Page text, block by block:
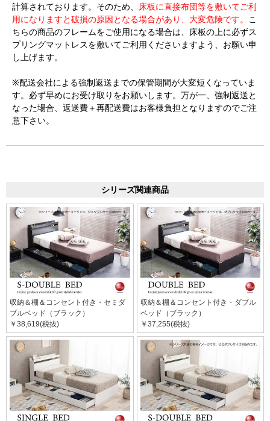
計算されております。そのため、
床板に直接布団等を敷いてご利
用になりますと破損の原因となる場合があり、大変危険です。
こ
ちらの商品のフレームをご使用になる場合は、床板の上に必ずス
プリングマットレスを敷いてご利用くださいますよう、お願い申
し上げます。
※配送会社による強制返送までの保管期間が大変短くなっていま
す。必ず早めにお受け取りをお願いします。万が一、強制返送と
なった場合、返送費＋再配送費はお客様負担となりますのでご注
意下さい。
シリーズ関連商品
収納＆棚＆コンセント付き・セミダ
ブルベッド（ブラック）
￥38,619(税抜)
収納＆棚＆コンセント付き・ダブル
ベッド（ブラック）
￥37,255(税抜)